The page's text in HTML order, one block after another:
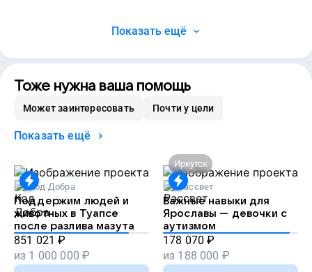
Показать ещё
Тоже нужна ваша помощь
Может заинтересовать Почти у цели
Показать ещё
Код Добра
Поддержим людей и
животных в Туапсе
после разлива мазута
851 021 ₽
из 1 000 000 ₽
Иркутск
Рассвет
Важные навыки для
Ярославы — девочки с
аутизмом
178 070 ₽
из 188 000 ₽